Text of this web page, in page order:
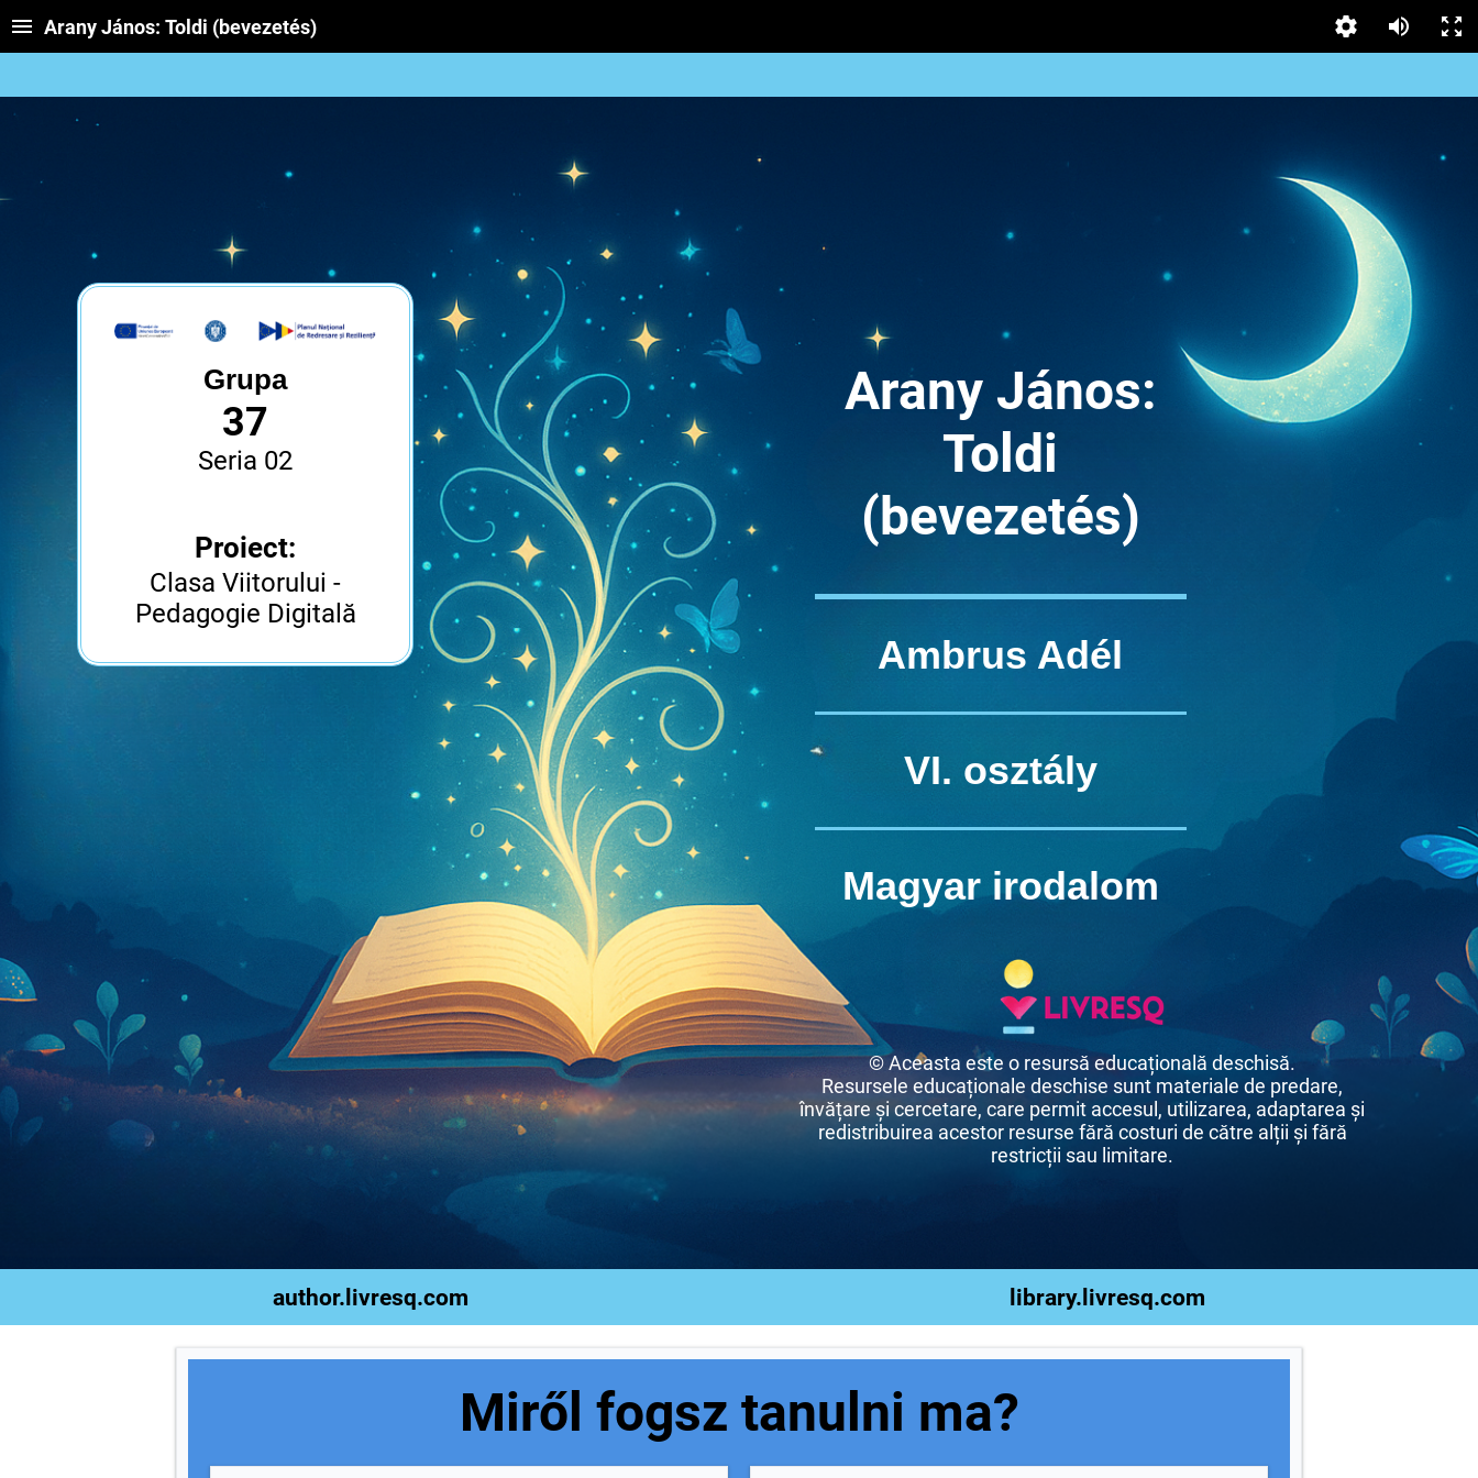
Arany János: Toldi (bevezetés)
Grupa
37
Seria 02
Proiect:
Clasa Viitorului -
Pedagogie Digitală
Arany János:
Toldi
(bevezetés)
Ambrus Adél
VI. osztály
Magyar irodalom
© Aceasta este o resursă educațională deschisă.
Resursele educaționale deschise sunt materiale de predare,
învățare și cercetare, care permit accesul, utilizarea, adaptarea și
redistribuirea acestor resurse fără costuri de către alții și fără
restricții sau limitare.
author.livresq.com library.livresq.com
Miről fogsz tanulni ma?